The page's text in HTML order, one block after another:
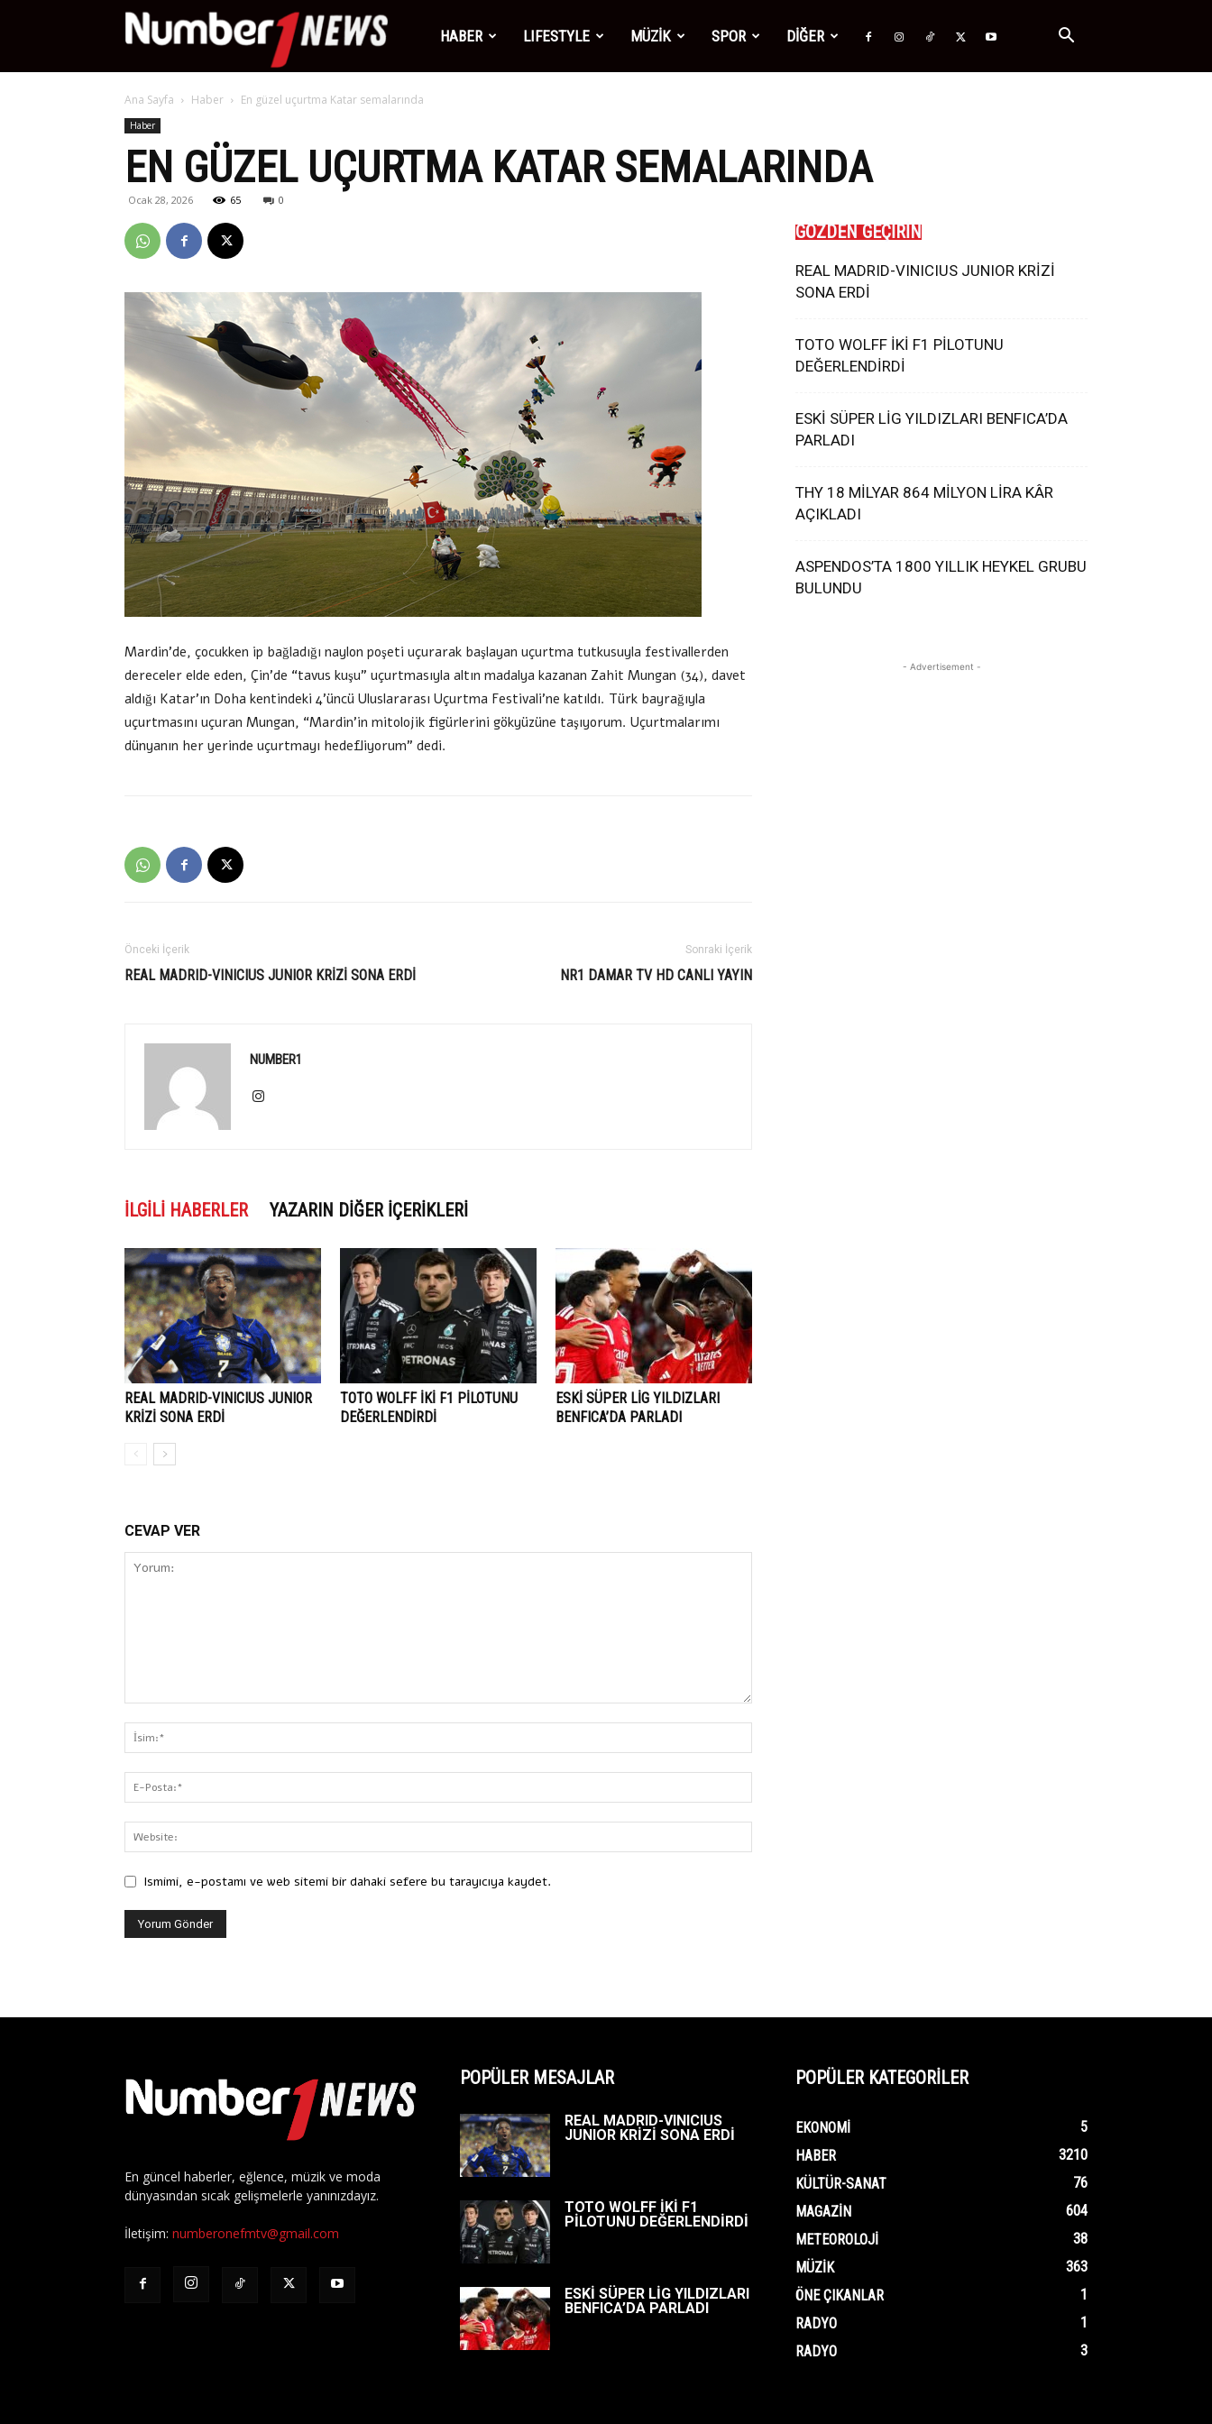
Number1
News
HABER LIFESTYLE MÜZİK SPOR DİĞER
Ana Sayfa Haber En güzel uçurtma Katar semalarında
Haber
EN GÜZEL UÇURTMA KATAR SEMALARINDA
Ocak 28, 2026 65 0
Mardin’de, çocukken ip bağladığı naylon poşeti uçurarak başlayan uçurtma tutkusuyla festivallerden
dereceler elde eden, Çin’de “tavus kuşu” uçurtmasıyla altın madalya kazanan Zahit Mungan (34), davet
aldığı Katar’ın Doha kentindeki 4’üncü Uluslararası Uçurtma Festivali’ne katıldı. Türk bayrağıyla
uçurtmasını uçuran Mungan, “Mardin’in mitolojik figürlerini gökyüzüne taşıyorum. Uçurtmalarımı
dünyanın her yerinde uçurtmayı hedefliyorum” dedi.
Önceki İçerik
REAL MADRID-VINICIUS JUNIOR KRİZİ SONA ERDİ
Sonraki İçerik
NR1 DAMAR TV HD CANLI YAYIN
NUMBER1
İLGILI HABERLER YAZARIN DIĞER İÇERIKLERI
REAL MADRID-VINICIUS JUNIOR
KRİZİ SONA ERDİ
TOTO WOLFF İKİ F1 PİLOTUNU
DEĞERLENDİRDİ
ESKİ SÜPER LİG YILDIZLARI
BENFICA’DA PARLADI
CEVAP VER
Ismimi, e-postamı ve web sitemi bir dahaki sefere bu tarayıcıya kaydet.
GÖZDEN GEÇİRİN
REAL MADRID-VINICIUS JUNIOR KRİZİ
SONA ERDİ
TOTO WOLFF İKİ F1 PİLOTUNU
DEĞERLENDİRDİ
ESKİ SÜPER LİG YILDIZLARI BENFICA’DA
PARLADI
THY 18 MİLYAR 864 MİLYON LİRA KÂR
AÇIKLADI
ASPENDOS’TA 1800 YILLIK HEYKEL GRUBU
BULUNDU
- Advertisement -
En güncel haberler, eğlence, müzik ve moda
dünyasından sıcak gelişmelerle yanınızdayız.
İletişim: numberonefmtv@gmail.com
POPÜLER MESAJLAR
REAL MADRID-VINICIUS
JUNIOR KRİZİ SONA ERDİ
TOTO WOLFF İKİ F1
PİLOTUNU DEĞERLENDİRDİ
ESKİ SÜPER LİG YILDIZLARI
BENFICA’DA PARLADI
POPÜLER KATEGORİLER
EKONOMI
5
HABER
3210
KÜLTÜR-SANAT
76
MAGAZIN
604
METEOROLOJI
38
MÜZIK
363
ÖNE ÇIKANLAR
1
RADYO
1
RADYO
3